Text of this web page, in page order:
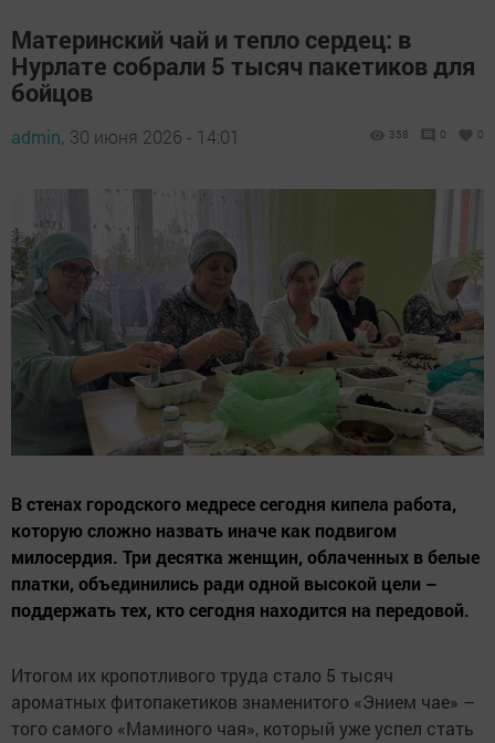
Материнский чай и тепло сердец: в
Нурлате собрали 5 тысяч пакетиков для
бойцов
admin, 30 июня 2026 - 14:01 358 0 0
В стенах городского медресе сегодня кипела работа,
которую сложно назвать иначе как подвигом
милосердия. Три десятка женщин, облаченных в белые
платки, объединились ради одной высокой цели –
поддержать тех, кто сегодня находится на передовой.
Итогом их кропотливого труда стало 5 тысяч
ароматных фитопакетиков знаменитого «Энием чае» –
того самого «Маминого чая», который уже успел стать